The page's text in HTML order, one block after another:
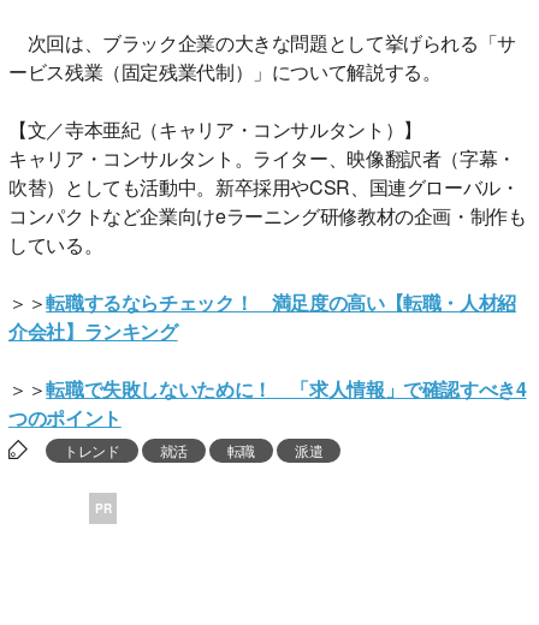
次回は、ブラック企業の大きな問題として挙げられる「サ
ービス残業（固定残業代制）」について解説する。
【文／寺本亜紀（キャリア・コンサルタント）】
キャリア・コンサルタント。ライター、映像翻訳者（字幕・
吹替）としても活動中。新卒採用やCSR、国連グローバル・
コンパクトなど企業向けeラーニング研修教材の企画・制作も
している。
＞＞転職するならチェック！ 満足度の高い【転職・人材紹
介会社】ランキング
＞＞転職で失敗しないために！ 「求人情報」で確認すべき4
つのポイント
トレンド 就活 転職 派遣
PR